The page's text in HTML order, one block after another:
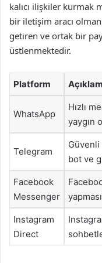
kalıcı ilişkiler kurmak
bir iletişim aracı
getiren ve ortak bir
üstlenmektedir.
Platform
WhatsApp
Hızlı
yaygın
Telegram
bot ve
Facebook
Messenger
Instagram
Direct